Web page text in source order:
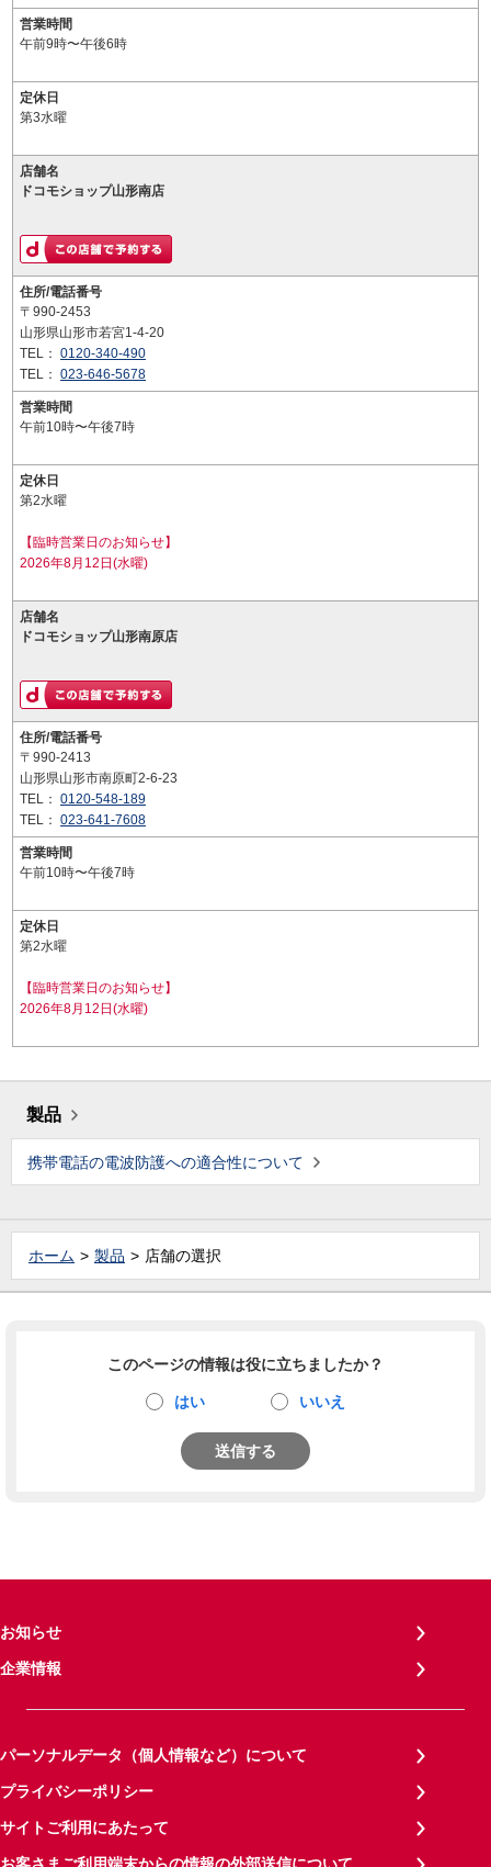
営業時間
午前9時〜午後6時
定休日
第3水曜
店舗名
ドコモショップ山形南店
住所/電話番号
〒990-2453
山形県山形市若宮1-4-20
TEL： 0120-340-490
TEL： 023-646-5678
営業時間
午前10時〜午後7時
定休日
第2水曜
【臨時営業日のお知らせ】
2026年8月12日(水曜)
店舗名
ドコモショップ山形南原店
住所/電話番号
〒990-2413
山形県山形市南原町2-6-23
TEL： 0120-548-189
TEL： 023-641-7608
営業時間
午前10時〜午後7時
定休日
第2水曜
【臨時営業日のお知らせ】
2026年8月12日(水曜)
製品
携帯電話の電波防護への適合性について
ホーム 製品 店舗の選択
このページの情報は役に立ちましたか？
はい いいえ
送信する
お知らせ
企業情報
パーソナルデータ（個人情報など）について
プライバシーポリシー
サイトご利用にあたって